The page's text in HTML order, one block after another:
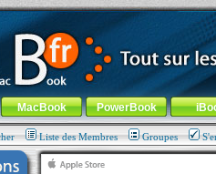
100% nomade !
menu général-Aller au menu de
MacBook PowerBook
Liste des Membres Groupes